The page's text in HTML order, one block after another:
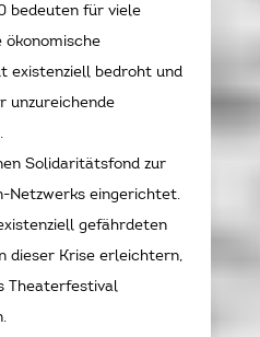
bedeuten für viele
ökonomische
existenziell bedroht und
unzureichende
Solidaritätsfond zur
Netzwerks eingerichtet.
gefährdeten
dieser Krise erleichtern,
Theaterfestival